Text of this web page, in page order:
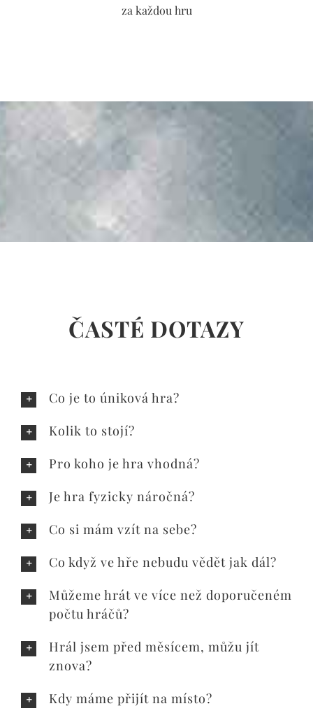
za každou hru
ČASTÉ DOTAZY
Co je to úniková hra?
Kolik to stojí?
Pro koho je hra vhodná?
Je hra fyzicky náročná?
Co si mám vzít na sebe?
Co když ve hře nebudu vědět jak dál?
Můžeme hrát ve více než doporučeném
počtu hráčů?
Hrál jsem před měsícem, můžu jít
znova?
Kdy máme přijít na místo?